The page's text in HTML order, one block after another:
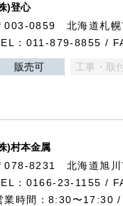
)登心
003-0859 北海道札幌
：011-879-8855 /
販売可 工事・取
)村本金属
078-8231 北海道旭川
：0166-23-1155 /
業時間：8:30〜17:30 /